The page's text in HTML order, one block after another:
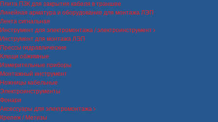
Плита ПЗК для закрытия кабеля в траншее
Линейная арматура и оборудование для монтажа ЛЭП
Лента сигнальная
Инструмент для электромонтажа / электроинструмент
Инструмент для монтажа ЛЭП
Прессы гидравлические
Клещи обжимные
Измерительные приборы
Монтажный инструмент
Ножницы кабельные
Электроинструменты
Фонари
Аксессуары для электромонтажа
Крепеж / Метизы